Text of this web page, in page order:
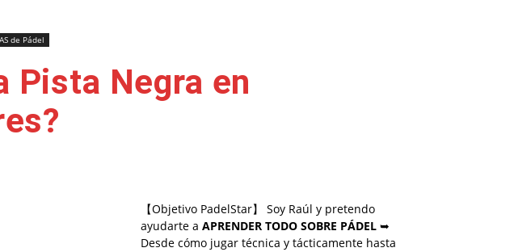
de Pádel
Pista Negra en
【Objetivo PadelStar】 Soy Raúl y pretendo
ayudarte a APRENDER TODO SOBRE PÁDEL ➥
Desde cómo jugar técnica y tácticamente hasta